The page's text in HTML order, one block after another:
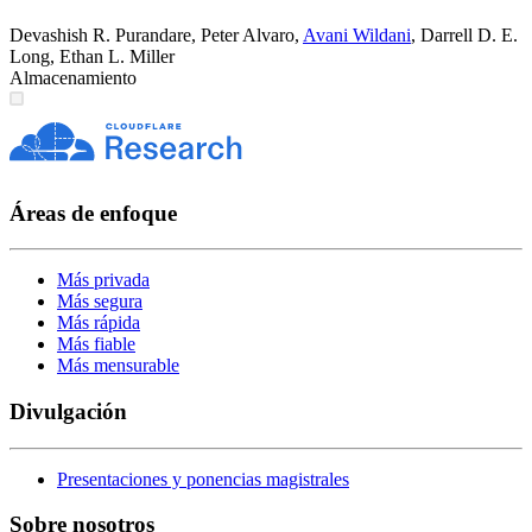
Devashish R. Purandare, Peter Alvaro, Avani Wildani, Darrell D. E.
Long, Ethan L. Miller
Almacenamiento
Áreas de enfoque
Más privada
Más segura
Más rápida
Más fiable
Más mensurable
Divulgación
Presentaciones y ponencias magistrales
Sobre nosotros